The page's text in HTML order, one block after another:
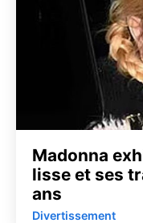
Madonna
lisse et ses
ans
Divertissement